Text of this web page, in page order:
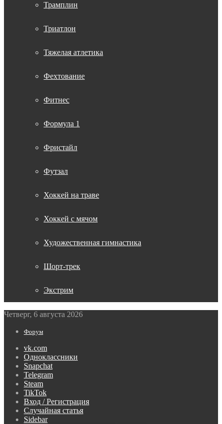
Трамплин
Триатлон
Тяжелая атлетика
Фехтование
Фитнес
Формула 1
Фристайл
Футзал
Хоккей на траве
Хоккей с мячом
Художественная гимнастика
Шорт-трек
Экстрим
Четверг, 6 августа 2026
Форум
vk.com
Одноклассники
Snapchat
Telegram
Steam
TikTok
Вход / Регистрация
Случайная статья
Sidebar